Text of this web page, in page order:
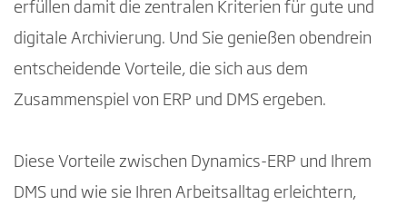
erfüllen damit die zentralen Kriterien für gute und
digitale Archivierung. Und Sie genießen obendrein
entscheidende Vorteile, die sich aus dem
Zusammenspiel von ERP und DMS ergeben.
Diese Vorteile zwischen Dynamics-ERP und Ihrem
DMS und wie sie Ihren Arbeitsalltag erleichtern,